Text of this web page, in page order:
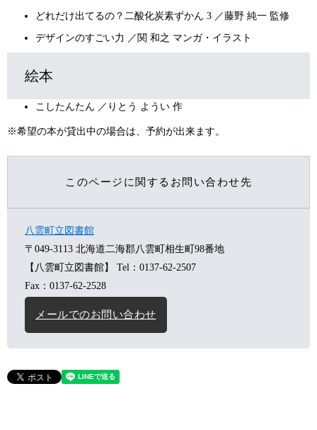
どれだけ出てるの？二酸化炭素ずかん 3 ／藤野 純一 監修
デザインのすごい力 ／関 和之 マンガ・イラスト
絵本
こしたんたん ／りとう ようい 作
​※希望の本が貸出中の場合は、予約が出来ます。
このページに関するお問い合わせ先
八雲町立図書館
〒049-3113 北海道二海郡八雲町相生町98番地
【八雲町立図書館】
Tel：0137-62-2507
Fax：0137-62-2528
メールでのお問い合わせ